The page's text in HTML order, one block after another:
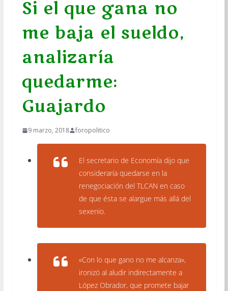
Si el que gana no
me baja el sueldo,
analizaría
quedarme:
Guajardo
9 marzo, 2018 foropolitico
El secretario de Economía dijo que
consideraría quedarse en la
renegociación del TLCAN en caso
de que ésta se alargue más allá del
sexenio.
«Con lo que gano no me alcanza»,
ironizó al aludir indirectamente a
López Obrador, que promete bajar